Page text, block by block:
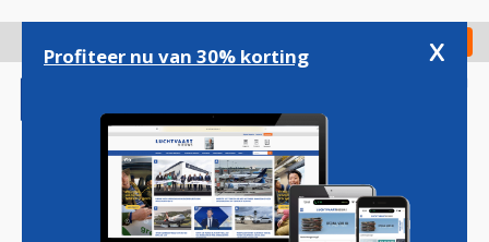
gaan
Check in
Profiteer nu van 30% korting x